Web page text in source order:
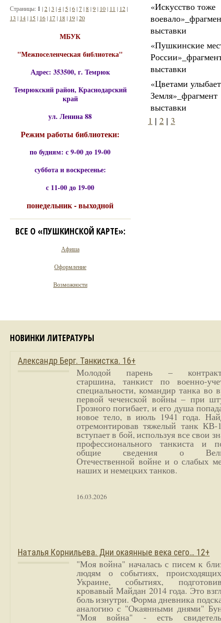
«Искусство тоже
выставки
«Пушкинские
выставки
«Цветами
Земля»_фрагмент
выставки
1 | 2 | 3
Страницы: 1 |2|3 |4| 5|6|7|8|9| 10| 11 | 12|
13 | 14| 15| 16| 17| 18| 19|20
МБУК
"Межпоселенческая библиотека"
Адрес: 353500, г. Темрюк
Темрюкский район, Краснодарский
край
ул. Ленина 88
Режим работы библиотеки:
по будням: с 9-00 до 19-00
суббота и воскресенье:
с 11-00 до 19-00
понедельник - выходной
ВСЕ О «ПУШКИНСКОЙ КАРТЕ»:
Афиша
Оформление
Возможности
НОВИНКИ ЛИТЕРАТУРЫ
Александр Берг. Танкистка. 16+
Молодой парень –
старшина, танкист по военно-
специальности, командир танка во
первой чеченской войны – при
Грозного погибает, и его душа
новое тело, в июль 1941 года.
отремонтировав тяжелый танк
вступает в бой, используя все свои
профессионального танкиста и
общие сведения о
Отечественной войне и о слабых
наших и немецких танков.
16.03.2026
Наталья Корнильева. Дни окаянные века сего… 12+
"Моя война" началась с писем к
людям о событиях,
Украине, событиях,
кровавый Майдан 2014 года. Это
боль изнутри. Форма дневника
аналогию с "Окаянными днями"
"Моя война" - есть